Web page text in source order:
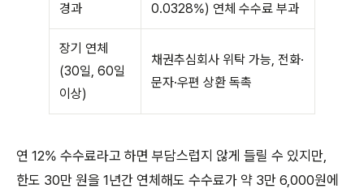
경과
0.0328%) 연체 수수료 부과
장기 연체
(30일, 60일
이상)
채권추심회사 위탁 가능, 전화·
문자·우편 상환 독촉
연 12% 수수료라고 하면 부담스럽지 않게 들릴 수 있지만,
한도 30만 원을 1년간 연체해도 수수료가 약 3만 6,000원에